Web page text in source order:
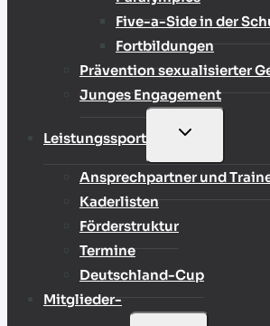
Five-a-Side in der
Fortbildungen
Prävention sexualisierter
Junges Engagement
Leistungssport
UNTERMENÜ
Ansprechpartner und
Kaderlisten
Förderstruktur
Termine
Deutschland-Cup
Mitglieder-